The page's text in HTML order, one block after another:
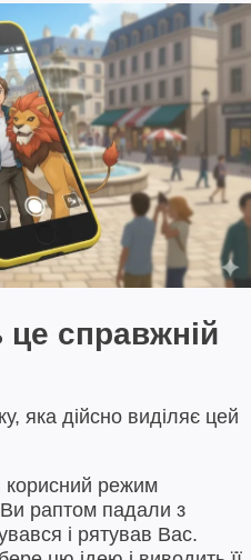
справжній
яка дійсно виділяє цей
режим
раптом падали з
і рятував Вас.